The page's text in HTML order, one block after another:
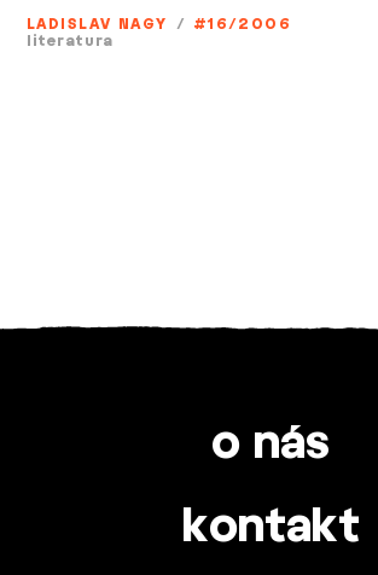
LADISLAV NAGY / #16/2006
literatura
o nás
kontakt